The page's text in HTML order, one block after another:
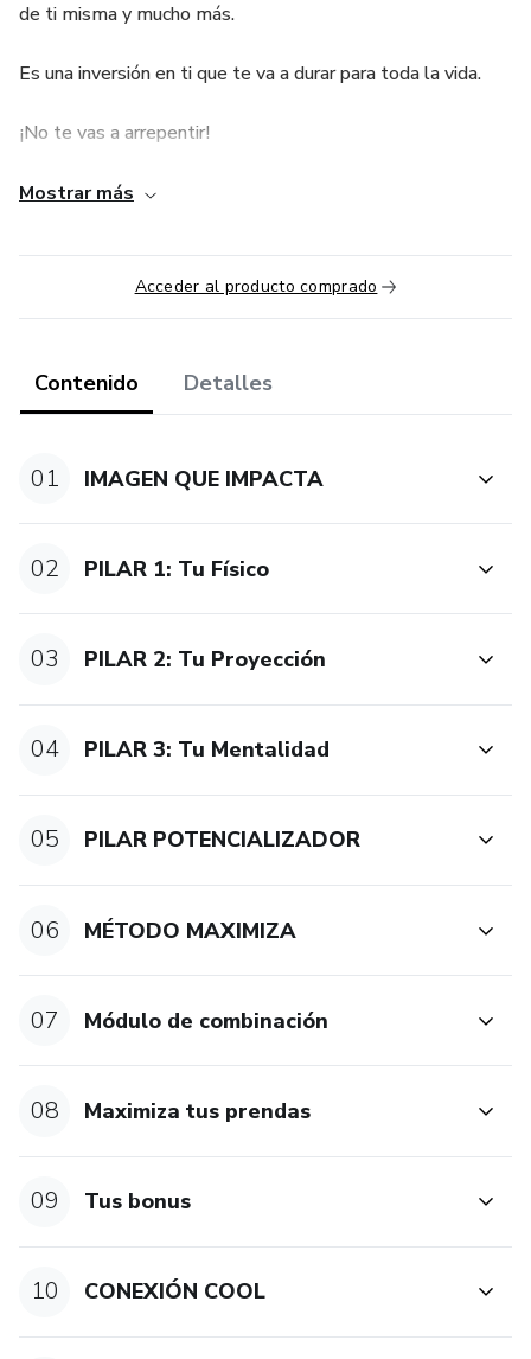
de ti misma y mucho más.
Es una inversión en ti que te va a durar para toda la vida.
¡No te vas a arrepentir!
Además tienes 2 bonos increíbles que te van a encantar:
Mi curso Método Maximiza donde te vas a convertir en una
experta en combinación de prendas. Vas a aprender a
meterle color a tus looks, a usar estampados y texturas,
ROPA QUE TIENES EN TU CLÓSET.
crear relaciones que te nutran, te aporten y donde puedas
tener mucho más influencia.
Mostrar más
Acceder al producto comprado
Contenido Detalles
01 IMAGEN QUE IMPACTA
02 PILAR 1: Tu Físico
03 PILAR 2: Tu Proyección
04 PILAR 3: Tu Mentalidad
05 PILAR POTENCIALIZADOR
06 MÉTODO MAXIMIZA
07 Módulo de combinación
08 Maximiza tus prendas
09 Tus bonus
10 CONEXIÓN COOL